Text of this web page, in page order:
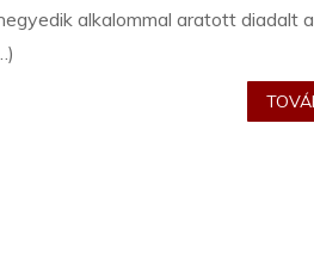
alkalommal aratott diadalt a